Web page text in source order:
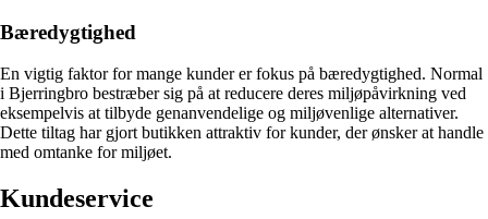
Bæredygtighed
En vigtig faktor for mange kunder er fokus på bæredygtighed. Normal
i Bjerringbro bestræber sig på at reducere deres miljøpåvirkning ved
eksempelvis at tilbyde genanvendelige og miljøvenlige alternativer.
Dette tiltag har gjort butikken attraktiv for kunder, der ønsker at handle
med omtanke for miljøet.
Kundeservice